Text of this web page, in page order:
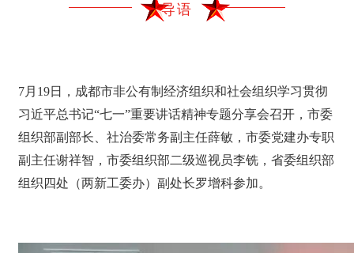
导语
7月19日，成都市非公有制经济组织和社会组织学习贯彻
习近平总书记“七一”重要讲话精神专题分享会召开，市委
组织部副部长、社治委常务副主任薛敏，市委党建办专职
副主任谢祥智，市委组织部二级巡视员李铣，省委组织部
组织四处（两新工委办）副处长罗增科参加。